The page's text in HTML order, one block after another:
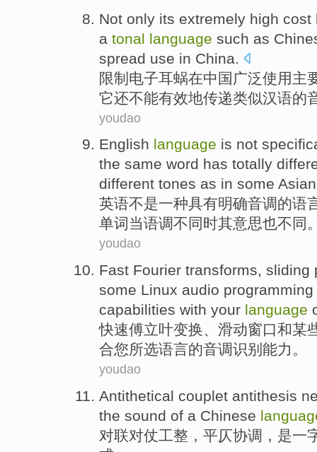
Not only its extremely high cost
a tonal language such as
spread use in China
限制 电子耳蜗在中国 广泛使用主
它还不能有效地传递类似汉语的
youdao
English language is not
the same word has totally
different tones as in some Asian
英语不是一种具有明确音调的语
单词 当语调不同时其意思也不同
youdao
Fast Fourier transforms, sliding
some Linux audio programming
capabilities with your language
快速傅立叶变换、 滑动窗口和某
合您所选语言的音调识别 能力 。
youdao
Antithetical couplet antithesis
the sound of a Chinese
对联对仗工整 ， 平仄协调 ， 是一